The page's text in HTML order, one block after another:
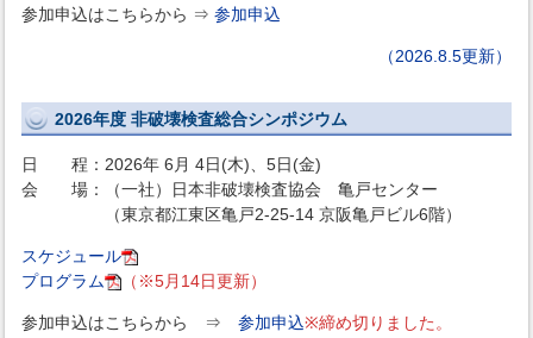
参加申込はこちらから ⇒ 参加申込
（2026.8.5更新）
2026年度 非破壊検査総合シンポジウム
日 程：2026年 6月 4日(木)、5日(金)
会 場：（一社）日本非破壊検査協会 亀戸センター
（東京都江東区亀戸2-25-14 京阪亀戸ビル6階）
スケジュール
プログラム
（※5月14日更新）
参加申込はこちらから ⇒ 参加申込※締め切りました。